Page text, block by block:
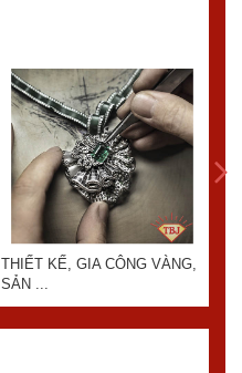
THIẾT KẾ, GIA CÔNG VÀNG,
SẢN ...